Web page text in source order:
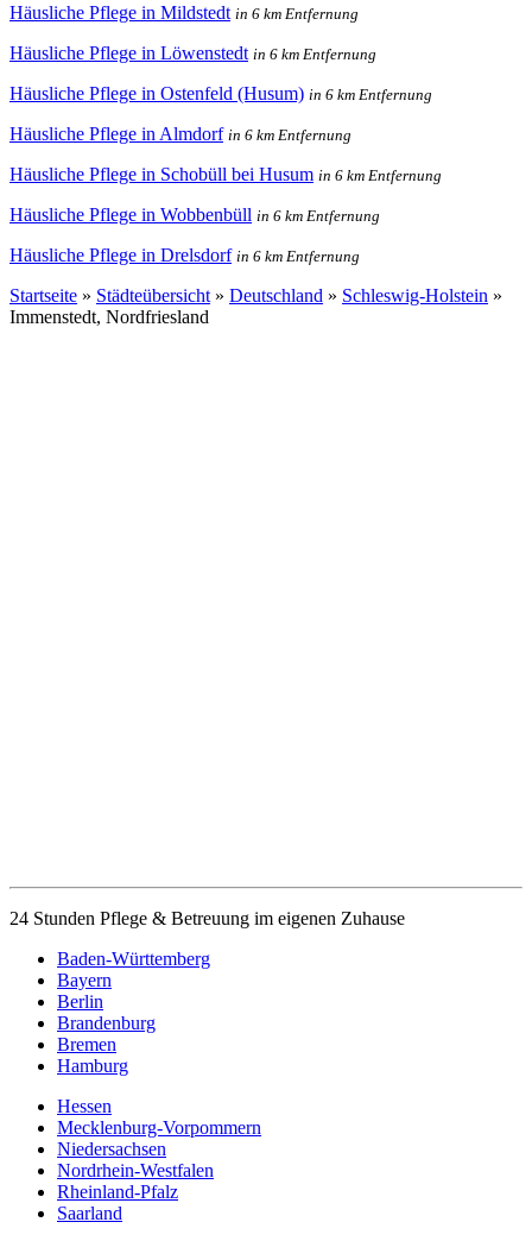
Häusliche Pflege in Mildstedt in 6 km Entfernung
Häusliche Pflege in Löwenstedt in 6 km Entfernung
Häusliche Pflege in Ostenfeld (Husum) in 6 km Entfernung
Häusliche Pflege in Almdorf in 6 km Entfernung
Häusliche Pflege in Schobüll bei Husum in 6 km Entfernung
Häusliche Pflege in Wobbenbüll in 6 km Entfernung
Häusliche Pflege in Drelsdorf in 6 km Entfernung
Startseite » Städteübersicht » Deutschland » Schleswig-Holstein »
Immenstedt, Nordfriesland
24 Stunden Pflege & Betreuung im eigenen Zuhause
Baden-Württemberg
Bayern
Berlin
Brandenburg
Bremen
Hamburg
Hessen
Mecklenburg-Vorpommern
Niedersachsen
Nordrhein-Westfalen
Rheinland-Pfalz
Saarland